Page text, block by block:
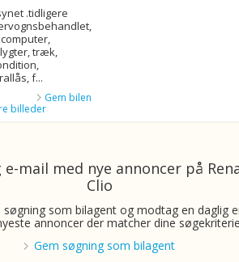
.tidligere
træk,
f...
Gem bilen
billeder
e-mail med nye annoncer på
Clio
søgning som bilagent og modtag en daglig
annoncer der matcher dine
Gem søgning som bilagent